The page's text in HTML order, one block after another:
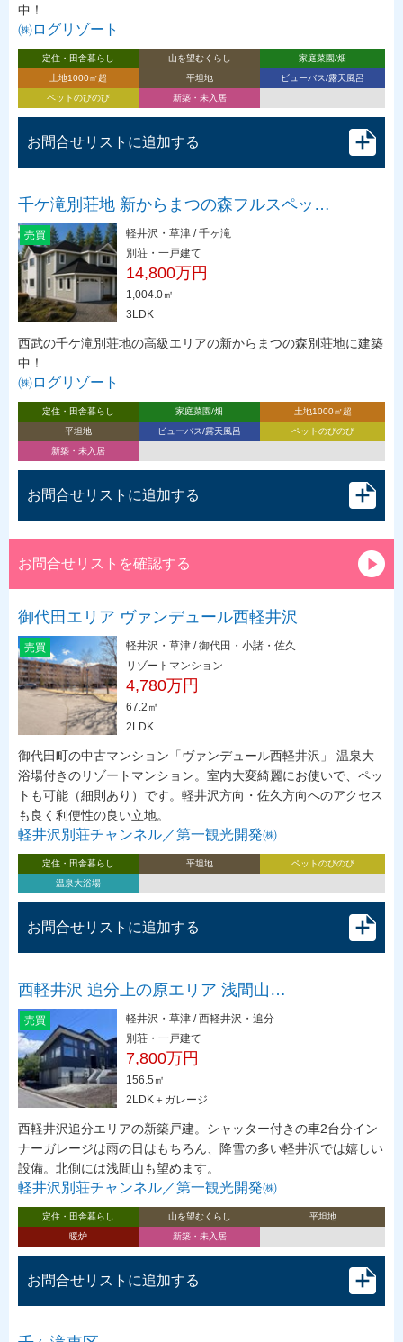
中！
㈱ログリゾート
定住・田舎暮らし 山を望むくらし
家庭菜園/畑
土地1000㎡超
平坦地
ビューバス/露天風呂
ペットのびのび
新築・未入居
お問合せリストに追加する
千ケ滝別荘地 新からまつの森フルスペッ…
売買
軽井沢・草津 / 千ヶ滝
別荘・一戸建て
14,800万円
1,004.0㎡
3LDK
西武の千ケ滝別荘地の高級エリアの新からまつの森別荘地に建築
中！
㈱ログリゾート
定住・田舎暮らし 家庭菜園/畑
土地1000㎡超
平坦地
ビューバス/露天風呂
ペットのびのび
新築・未入居
お問合せリストに追加する
お問合せリストを確認する
御代田エリア ヴァンデュール西軽井沢
売買
軽井沢・草津 / 御代田・小諸・佐久
リゾートマンション
4,780万円
67.2㎡
2LDK
御代田町の中古マンション「ヴァンデュール西軽井沢」 温泉大
浴場付きのリゾートマンション。室内大変綺麗にお使いで、ペッ
トも可能（細則あり）です。軽井沢方向・佐久方向へのアクセス
も良く利便性の良い立地。
軽井沢別荘チャンネル／第一観光開発㈱
定住・田舎暮らし 平坦地
ペットのびのび
温泉大浴場
お問合せリストに追加する
西軽井沢 追分上の原エリア 浅間山…
売買
軽井沢・草津 / 西軽井沢・追分
別荘・一戸建て
7,800万円
156.5㎡
2LDK＋ガレージ
西軽井沢追分エリアの新築戸建。シャッター付きの車2台分イン
ナーガレージは雨の日はもちろん、降雪の多い軽井沢では嬉しい
設備。北側には浅間山も望めます。
軽井沢別荘チャンネル／第一観光開発㈱
定住・田舎暮らし 山を望むくらし
平坦地
暖炉
新築・未入居
お問合せリストに追加する